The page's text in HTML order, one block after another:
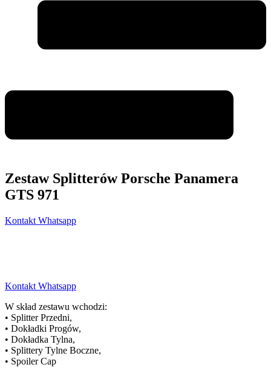
Zestaw Splitterów Porsche Panamera
GTS 971
Kontakt Whatsapp
Kontakt Whatsapp
W skład zestawu wchodzi:
• Splitter Przedni,
• Dokładki Progów,
• Dokładka Tylna,
• Splittery Tylne Boczne,
• Spoiler Cap